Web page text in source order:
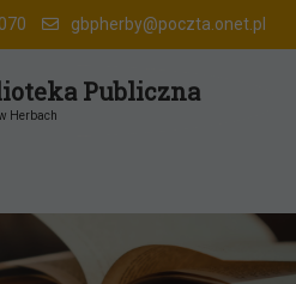
gbpherby@poczta.onet.pl
Publiczna
Herbach